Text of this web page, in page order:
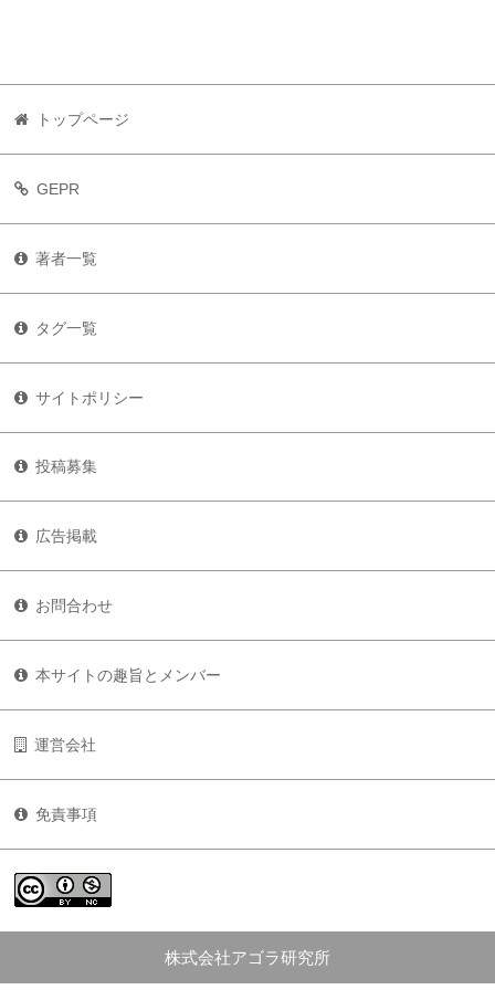
トップページ
GEPR
著者一覧
タグ一覧
サイトポリシー
投稿募集
広告掲載
お問合わせ
本サイトの趣旨とメンバー
運営会社
免責事項
株式会社アゴラ研究所